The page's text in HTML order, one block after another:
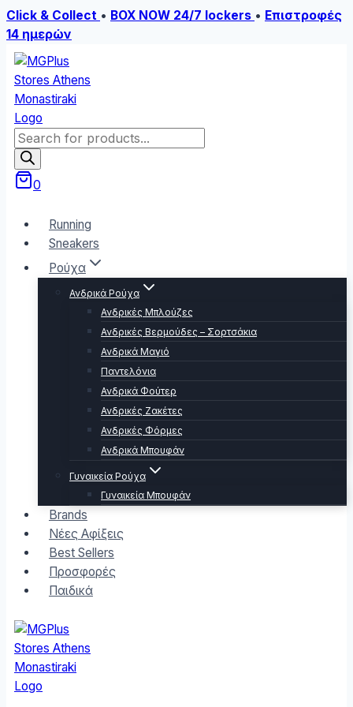
Click & Collect • BOX NOW 24/7 lockers • Επιστροφές
14 ημερών
Skip
to
content
Products
search
0
Running
Sneakers
Ρούχα
Ανδρικά Ρούχα
Ανδρικές Μπλούζες
Ανδρικές Βερμούδες – Σορτσάκια
Ανδρικά Μαγιό
Παντελόνια
Ανδρικά Φούτερ
Ανδρικές Ζακέτες
Ανδρικές Φόρμες
Ανδρικά Μπουφάν
Γυναικεία Ρούχα
Γυναικεία Μπουφάν
Brands
Νέες Αφίξεις
Best Sellers
Προσφορές
Παιδικά